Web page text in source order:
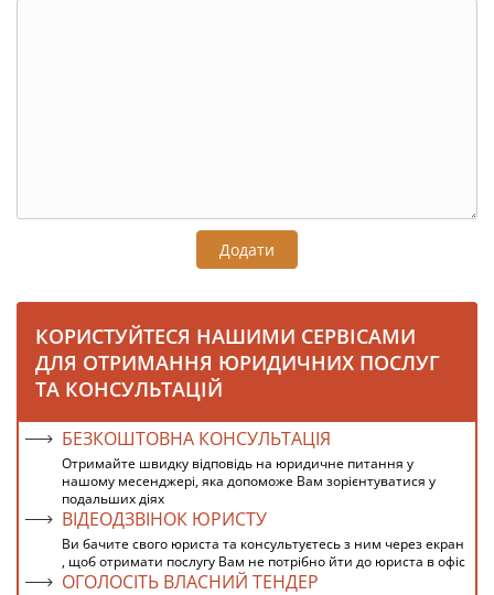
Додати
КОРИСТУЙТЕСЯ НАШИМИ СЕРВІСАМИ
ДЛЯ ОТРИМАННЯ ЮРИДИЧНИХ ПОСЛУГ
ТА КОНСУЛЬТАЦІЙ
БЕЗКОШТОВНА КОНСУЛЬТАЦІЯ
Отримайте швидку відповідь на юридичне питання у
нашому месенджері, яка допоможе Вам зорієнтуватися у
подальших діях
ВІДЕОДЗВІНОК ЮРИСТУ
Ви бачите свого юриста та консультуєтесь з ним через екран
, щоб отримати послугу Вам не потрібно йти до юриста в офіс
ОГОЛОСІТЬ ВЛАСНИЙ ТЕНДЕР